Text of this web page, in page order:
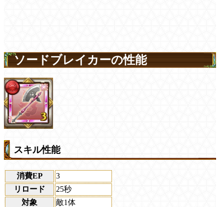
ソードブレイカーの性能
スキル性能
消費EP
3
リロード
25秒
対象
敵1体